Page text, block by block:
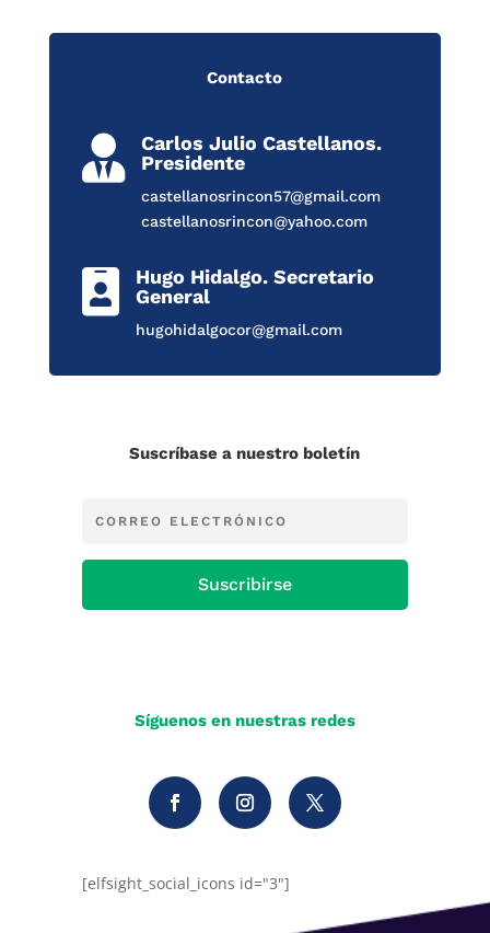
Contacto

Carlos Julio Castellanos.
Presidente
castellanosrincon57@gmail.com
castellanosrincon@yahoo.com

Hugo Hidalgo. Secretario
General
hugohidalgocor@gmail.com
Suscríbase a nuestro boletín
Suscribirse
Síguenos en nuestras redes
[elfsight_social_icons id="3"]